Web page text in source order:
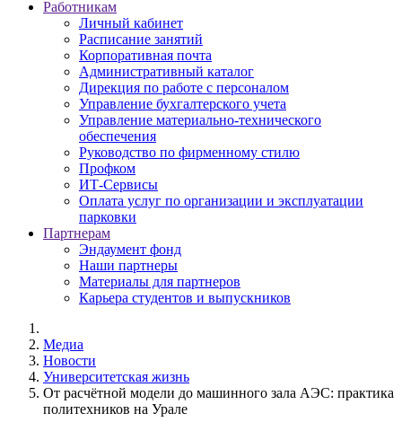
Работникам
Личный кабинет
Расписание занятий
Корпоративная почта
Административный каталог
Дирекция по работе с персоналом
Управление бухгалтерского учета
Управление материально-технического
обеспечения
Руководство по фирменному стилю
Профком
ИТ-Сервисы
Оплата услуг по организации и эксплуатации
парковки
Партнерам
Эндаумент фонд
Наши партнеры
Материалы для партнеров
Карьера студентов и выпускников
Медиа
Новости
Университетская жизнь
От расчётной модели до машинного зала АЭС: практика
политехников на Урале